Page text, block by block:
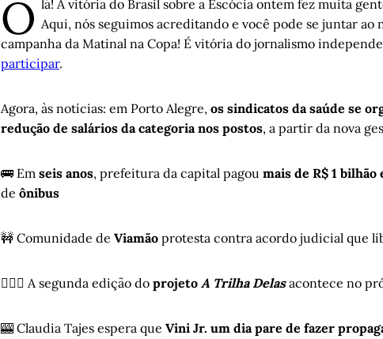
O lá! A vitória do Brasil sobre a Escócia ontem fez muita
Aqui, nós seguimos acreditando e você pode se juntar ao
campanha da Matinal na Copa! É vitória do jornalismo
participar.
Agora, às notícias: em Porto Alegre, os sindicatos da saúde se
redução de salários da categoria nos postos, a partir da nova
🚌 Em seis anos, prefeitura da capital pagou mais de R$ 1
de ônibus
🚧 Comunidade de Viamão protesta contra acordo judicial que
🏃🏽‍♀️ A segunda edição do projeto A Trilha Delasacontece no
🎰 Claudia Tajes espera que Vini Jr. um dia pare de fazer